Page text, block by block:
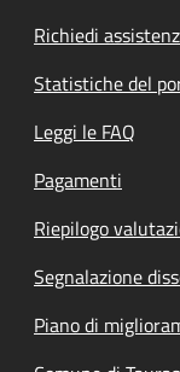
Richiedi
Statistiche del
Leggi le FAQ
Pagamenti
Riepilogo
Segnalazione
Piano di